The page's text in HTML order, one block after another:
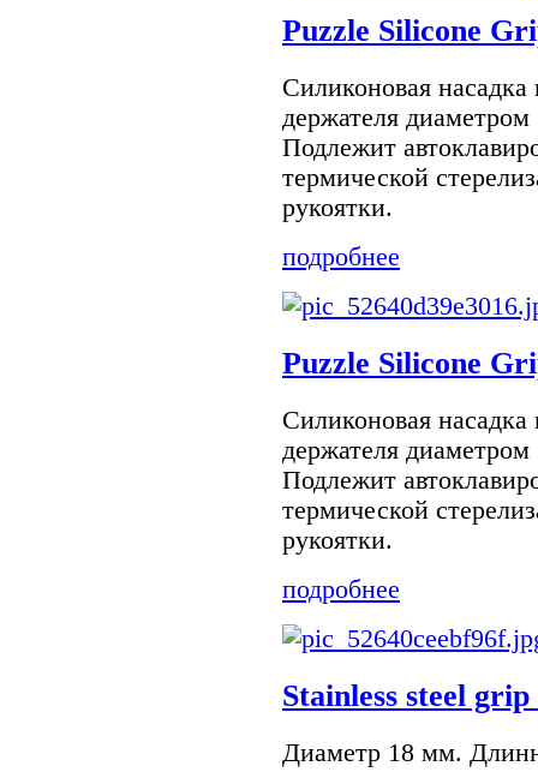
Puzzle Silicone
Силиконовая
держателя
Подлежит
термической
рукоятки.
подробнее
Puzzle Silicone
Силиконовая
держателя
Подлежит
термической
рукоятки.
подробнее
Stainless steel grip
Диаметр 18 мм.